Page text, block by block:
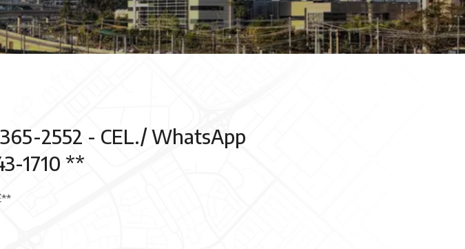
2552 - CEL./ WhatsApp
1710 **